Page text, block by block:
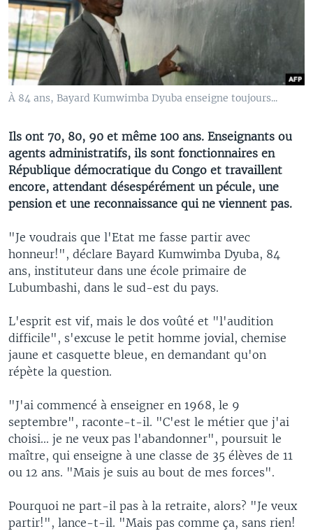
À 84 ans, Bayard Kumwimba Dyuba enseigne toujours...
Ils ont 70, 80, 90 et même 100 ans. Enseignants ou
agents administratifs, ils sont fonctionnaires en
République démocratique du Congo et travaillent
encore, attendant désespérément un pécule, une
pension et une reconnaissance qui ne viennent pas.
"Je voudrais que l'Etat me fasse partir avec
honneur!", déclare Bayard Kumwimba Dyuba, 84
ans, instituteur dans une école primaire de
Lubumbashi, dans le sud-est du pays.
L'esprit est vif, mais le dos voûté et "l'audition
difficile", s'excuse le petit homme jovial, chemise
jaune et casquette bleue, en demandant qu'on
répète la question.
"J'ai commencé à enseigner en 1968, le 9
septembre", raconte-t-il. "C'est le métier que j'ai
choisi... je ne veux pas l'abandonner", poursuit le
maître, qui enseigne à une classe de 35 élèves de 11
ou 12 ans. "Mais je suis au bout de mes forces".
Pourquoi ne part-il pas à la retraite, alors? "Je veux
partir!", lance-t-il. "Mais pas comme ça, sans rien!